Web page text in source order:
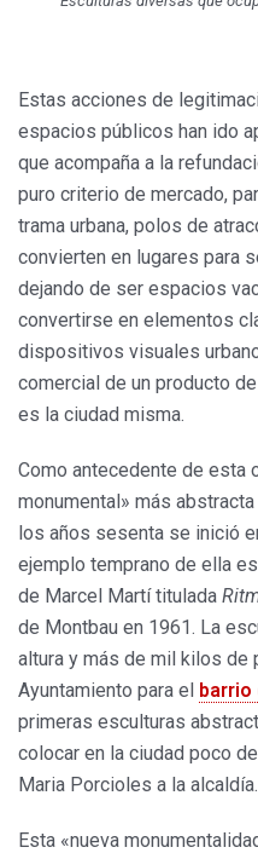
Estas acciones de
espacios públicos han ido
que acompaña a la
puro criterio de mercado,
trama urbana, polos de
convierten en lugares para
dejando de ser espacios
convertirse en elementos
dispositivos visuales
comercial de un producto
es la ciudad misma.
Como antecedente de esta
monumental» más
los años sesenta se inició
ejemplo temprano de ella
de Marcel Martí titulada
de Montbau en 1961. La
altura y más de mil kilos de
Ayuntamiento para el barrio
primeras esculturas
colocar en la ciudad poco
Maria Porcioles a la alcaldía.
Esta «nueva